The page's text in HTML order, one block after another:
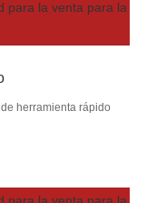
herramienta rápido